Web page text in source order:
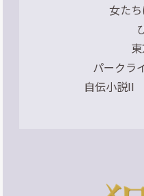
女た
パークラ
自伝小説II